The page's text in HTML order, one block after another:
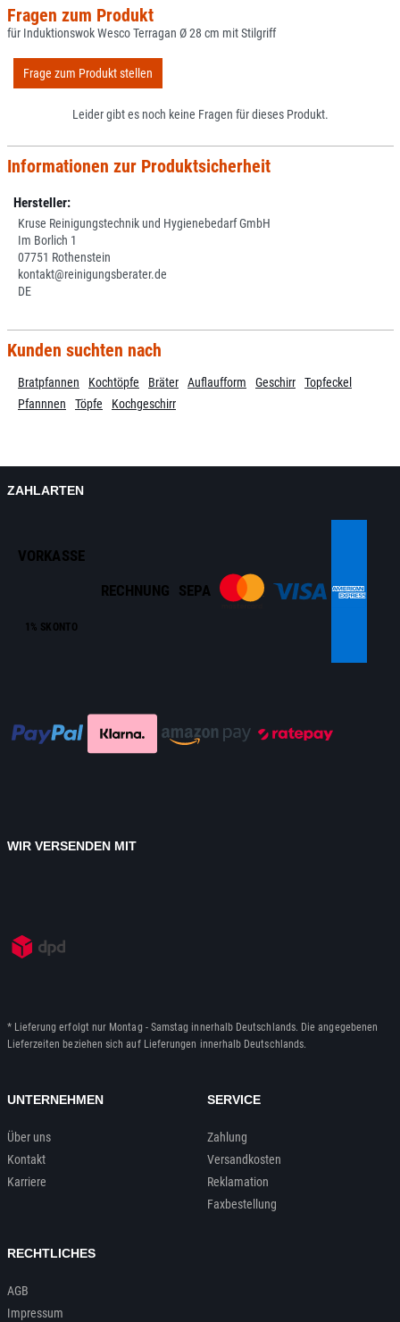
Fragen zum Produkt
für Induktionswok Wesco Terragan Ø 28 cm mit Stilgriff
Frage zum Produkt stellen
Leider gibt es noch keine Fragen für dieses Produkt.
Informationen zur Produktsicherheit
Hersteller:
Kruse Reinigungstechnik und Hygienebedarf GmbH
Im Borlich 1
07751 Rothenstein
kontakt@reinigungsberater.de
DE
Kunden suchten nach
Bratpfannen Kochtöpfe Bräter Auflaufform Geschirr
Topfeckel
Pfannnen
Töpfe Kochgeschirr
ZAHLARTEN
VORKASSE
1% SKONTO
RECHNUNG SEPA
WIR VERSENDEN MIT
* Lieferung erfolgt nur Montag - Samstag innerhalb Deutschlands. Die angegebenen
Lieferzeiten beziehen sich auf Lieferungen innerhalb Deutschlands.
UNTERNEHMEN
Über uns
Kontakt
Karriere
SERVICE
Zahlung
Versandkosten
Reklamation
Faxbestellung
RECHTLICHES
AGB
Impressum